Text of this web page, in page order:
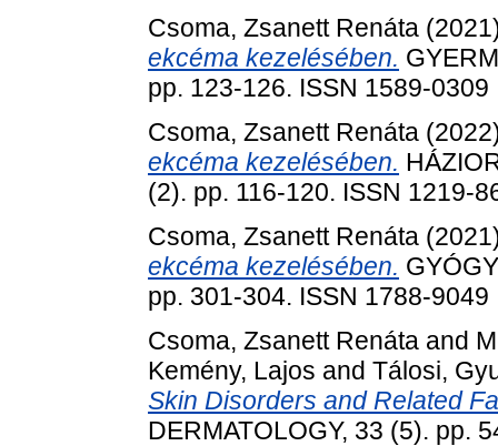
Csoma, Zsanett Renáta
ekcéma kezelésében.
pp. 123-126. ISSN 1589-0309
Csoma, Zsanett Renáta
ekcéma kezelésében.
(2). pp. 116-120. ISSN 1219-
Csoma, Zsanett Renáta
ekcéma kezelésében.
pp. 301-304. ISSN 1788-9049
Csoma, Zsanett Renáta and
Kemény, Lajos and Tálosi,
Skin Disorders and Related
DERMATOLOGY, 33 (5). pp.